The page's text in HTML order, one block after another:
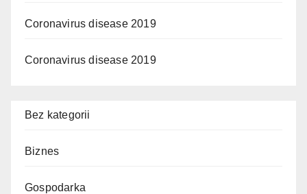
Coronavirus disease 2019
Coronavirus disease 2019
Bez kategorii
Biznes
Gospodarka